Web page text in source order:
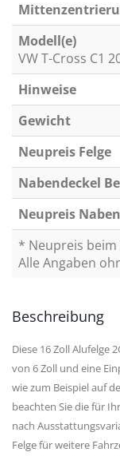
Modell(e)
VW T-Cross C1
Hinweise
Gewicht
Neupreis Felge
Nabendeckel
Neupreis
* Neupreis beim
Alle Angaben
Beschreibung
Diese 16 Zoll Alufelge
von 6 Zoll und eine
wie zum Beispiel auf
beachten Sie die für
nach
Felge für weitere